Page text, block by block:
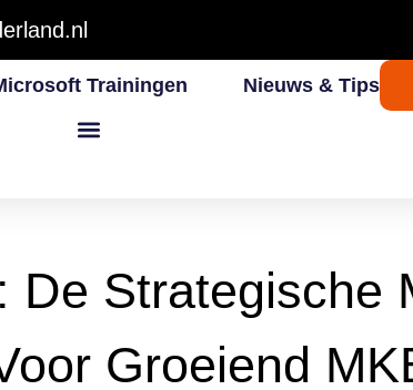
Trainingen Nieuws & Tips
De Strategische
Groeiend